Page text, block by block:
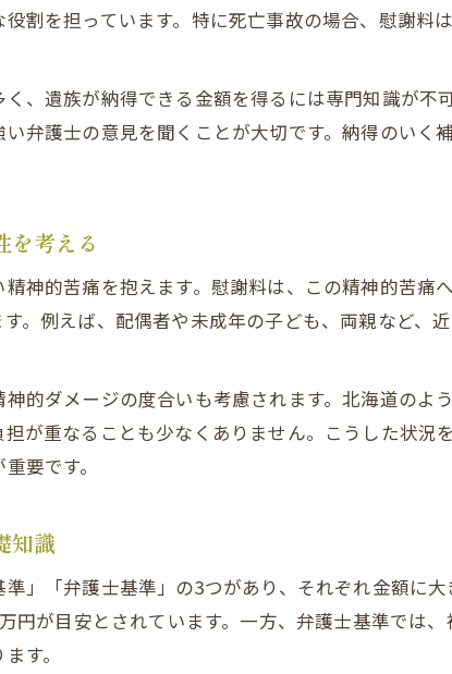
保険会社との交渉で押さえたい慰謝料の根拠資料
専門家が語る効果的な交通事故慰謝料増額戦略
の交渉事例から学ぶ遺族の損害賠償
遺族が抱えた交通事故慰謝料トラブルと解決策を解説
実際の事例で考える交通事故慰謝料請求の成功ポイ
交通事故被害者遺族の声から学ぶ慰謝料交渉の工夫
割を担っています。特に死亡事故の場合、慰謝料
、遺族が納得できる金額を得るには専門知識が不
弁護士の意見を聞くことが大切です。納得のいく
を考える
神的苦痛を抱えます。慰謝料は、この精神的苦痛
。例えば、配偶者や未成年の子ども、両親など、
的ダメージの度合いも考慮されます。北海道のよ
が重なることも少なくありません。こうした状況
要です。
知識
」「弁護士基準」の3つがあり、それぞれ金額に
円が目安とされています。一方、弁護士基準では
す。